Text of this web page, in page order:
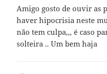
Amigo gosto de ouvir as
haver hipocrisia neste
não tem culpa,,, é caso
solteira .. Um bem haja